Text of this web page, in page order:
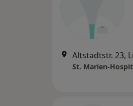
Altstadtstr. 23,